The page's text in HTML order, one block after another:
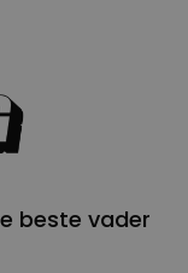
beste vader